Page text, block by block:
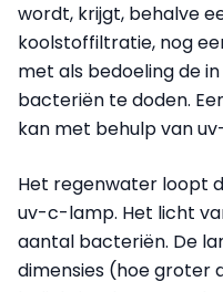
wordt, krijgt, behalve
koolstoffiltratie, nog
met als bedoeling de
bacteriën te doden.
kan met behulp van
Het regenwater loopt
uv-c-lamp. Het licht
aantal bacteriën. De
dimensies (hoe groter